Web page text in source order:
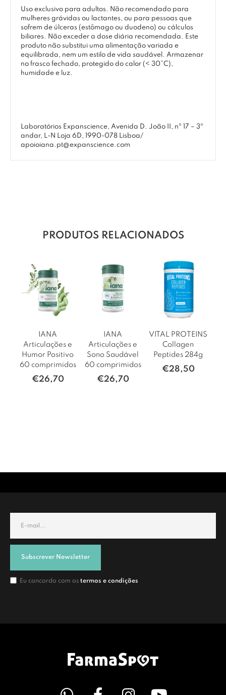
Uso exclusivo para adultos. Não recomendado para
mulheres grávidas ou lactantes, ou para pessoas que
sofrem de úlceras (estômago ou duodeno) ou cálculos
biliares. Não exceder a dose diária recomendada. Este
produto não substitui uma alimentação variada e
equilibrada, nem um estilo de vida saudável. Armazenar
no frasco fechado, protegido do calor (< 30°C),
humidade e luz.
Laboratórios Expanscience, Avenida D. João II, nº 17 – 3º
andar, L-N Loja 6D, 1990-078 Lisboa/
apoioiana.pt@expanscience.com
PRODUTOS RELACIONADOS
IANA
Articulações e
Humor Positivo
60 comprimidos
€26,70
IANA
Articulações e
Sono Saudável
60 comprimidos
€26,70
VITAL PROTEINS
Collagen
Peptides 284g
€28,50
Subscrever Newsletter
Eu concordo com os termos e condições